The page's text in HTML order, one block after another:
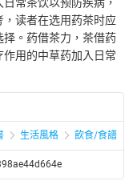
读者在选用药茶时应
。药借茶力，茶借药
用的中草药加入日常
生活風格 飲食/食譜